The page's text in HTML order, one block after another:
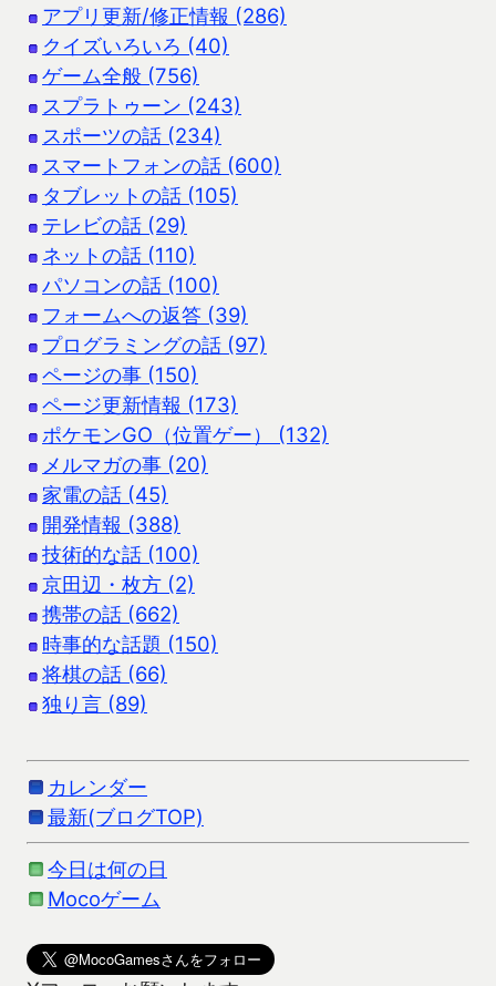
アプリ更新/修正情報 (286)
クイズいろいろ (40)
ゲーム全般 (756)
スプラトゥーン (243)
スポーツの話 (234)
スマートフォンの話 (600)
タブレットの話 (105)
テレビの話 (29)
ネットの話 (110)
パソコンの話 (100)
フォームへの返答 (39)
プログラミングの話 (97)
ページの事 (150)
ページ更新情報 (173)
ポケモンGO（位置ゲー） (132)
メルマガの事 (20)
家電の話 (45)
開発情報 (388)
技術的な話 (100)
京田辺・枚方 (2)
携帯の話 (662)
時事的な話題 (150)
将棋の話 (66)
独り言 (89)
カレンダー
最新(ブログTOP)
今日は何の日
Mocoゲーム